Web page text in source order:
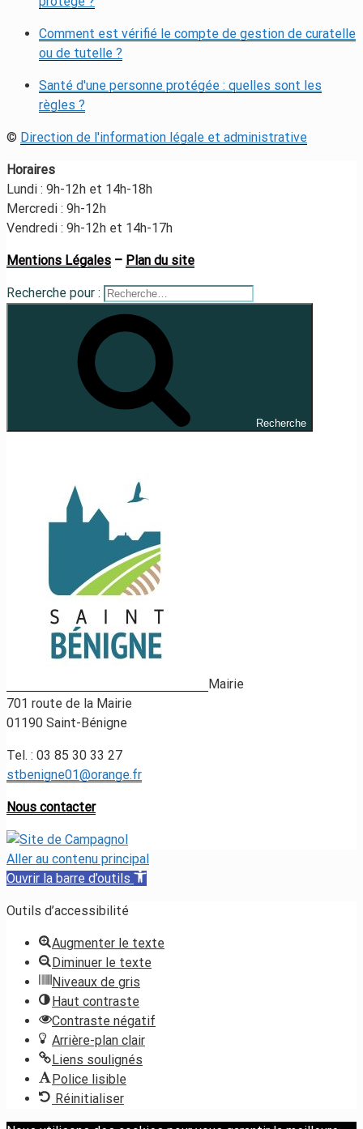
Comment est vérifié le compte de gestion de curatelle
ou de tutelle ?
Santé d'une personne protégée : quelles sont les
règles ?
© Direction de l'information légale et administrative
Horaires
Lundi : 9h-12h et 14h-18h
Mercredi : 9h-12h
Vendredi : 9h-12h et 14h-17h
Mentions Légales – Plan du site
Recherche pour :
Recherche
Mairie
701 route de la Mairie
01190 Saint-Bénigne
Tel. : 03 85 30 33 27
stbenigne01@orange.fr
Nous contacter
Aller au contenu principal
Ouvrir la barre d’outils
Outils d’accessibilité
Augmenter le texte
Diminuer le texte
Niveaux de gris
Haut contraste
Contraste négatif
Arrière-plan clair
Liens soulignés
Police lisible
Réinitialiser